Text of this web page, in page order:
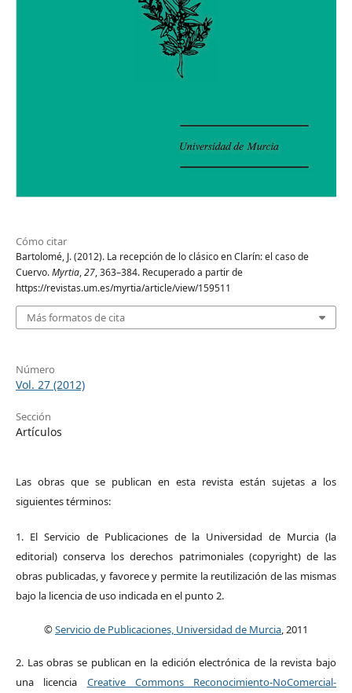
Cómo citar
Bartolomé, J. (2012). La recepción de lo clásico en Clarín: el caso de
Cuervo.Myrtia,27, 363–384. Recuperado a partir de
https://revistas.um.es/myrtia/article/view/159511
Más formatos de cita
Número
Vol. 27 (2012)
Sección
Artículos
Las obras que se publican en esta revista están sujetas a los
siguientes términos:
1. El Servicio de Publicaciones de la Universidad de Murcia (la
editorial) conserva los derechos patrimoniales (copyright) de las
obras publicadas, y favorece y permite la reutilización de las mismas
bajo la licencia de uso indicada en el punto 2.
©Servicio de Publicaciones, Universidad de Murcia, 2011
2. Las obras se publican en la edición electrónica de la revista bajo
una licencia Creative Commons Reconocimiento-NoComercial-